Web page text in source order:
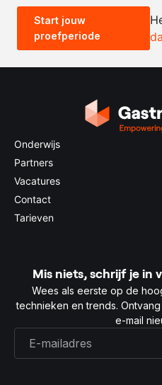
0.5x 1x 2x
Start jouw
proefperiode
Onderwijs
Partners
Vacatures
Contact
Tarieven
Mis niets, schrijf je in
Wees als eerste op de
technieken en trends.
e-mail